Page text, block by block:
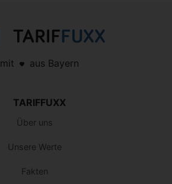
mit aus Bayern
TARIFFUXX
Über uns
Unsere Werte
Fakten